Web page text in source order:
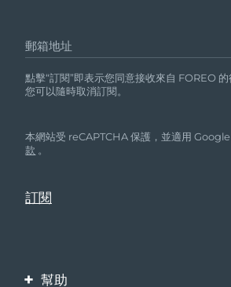
郵箱地址
點擊“訂閱”即表示您同意接收來自 FOREO
您可以隨時取消訂閱。
本網站受 reCAPTCHA 保護，並適用
款 。
幫助